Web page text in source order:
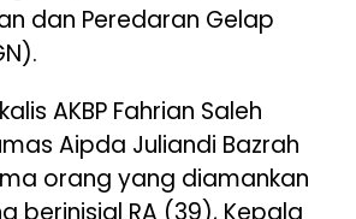
dan Peredaran Gelap
AKBP Fahrian Saleh
Aipda Juliandi Bazrah
orang yang diamankan
berinisial RA (39), Kepala